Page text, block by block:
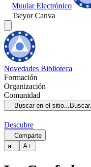
Muular Electrónico
Tseyor Canva
Novedades Biblioteca
Formación
Organización
Comunidad
Buscar en el sitio...
Descubre
Comparte
a− A+